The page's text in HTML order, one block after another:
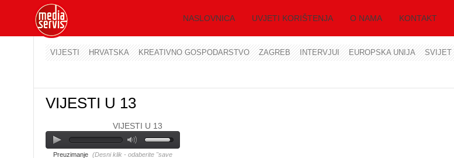
NASLOVNICA UVJETI KORIŠTENJA O NAMA KONTAKT
VIJESTI HRVATSKA KREATIVNO GOSPODARSTVO ZAGREB INTERVJUI EUROPSKA UNIJA SVIJET
VIJESTI U 13
VIJESTI U 13
Preuzimanje (Desni klik - odaberite "save